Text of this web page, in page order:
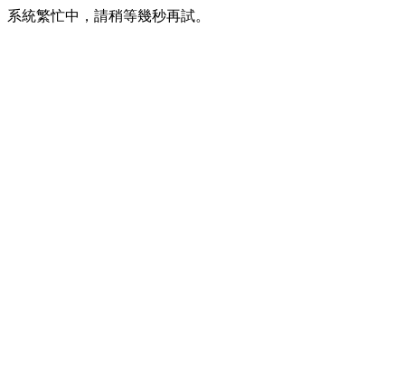
系統繁忙中，請稍等幾秒再試。